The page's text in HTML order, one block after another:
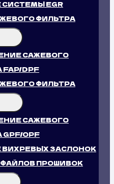
EGR
ФИЛЬТРА
САЖЕВОГО
DPF
ФИЛЬТРА
САЖЕВОГО
OPF
ЗАСЛОНОК
ПРОШИВОК